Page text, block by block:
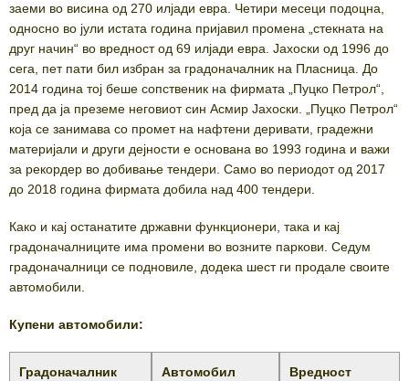
заеми во висина од 270 илјади евра. Четири месеци подоцна,
односно во јули истата година пријавил промена „стекната на
друг начин“ во вредност од 69 илјади евра. Јахоски од 1996 до
сега, пет пати бил избран за градоначалник на Пласница. До
2014 година тој беше сопственик на фирмата „Пуцко Петрол“,
пред да ја преземе неговиот син Асмир Јахоски. „Пуцко Петрол“
која се занимава со промет на нафтени деривати, градежни
материјали и други дејности е основана во 1993 година и важи
за рекордер во добивање тендери. Само во периодот од 2017
до 2018 година фирмата добила над 400 тендери.
Како и кај останатите државни функционери, така и кај
градоначалниците има промени во возните паркови. Седум
градоначалници се подновиле, додека шест ги продале своите
автомобили.
Купени автомобили:
Градоначалник Автомобил Вредност